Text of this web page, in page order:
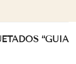
“GUIA